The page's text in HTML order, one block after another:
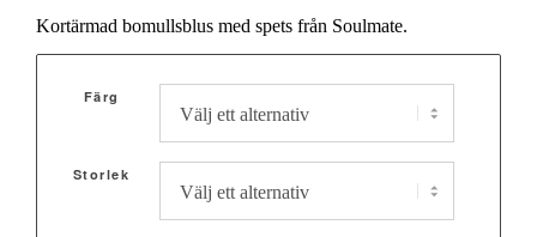
ursprungliga
priset
699,00 kr.
nuvarande
priset
349,50 kr.
Kortärmad bomullsblus med spets från Soulmate.
Färg
Storlek